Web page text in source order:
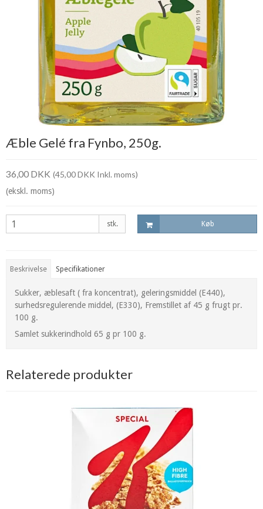
Æble Gelé fra Fynbo, 250g.
36,00 DKK (45,00 DKK Inkl. moms)
(ekskl. moms)
stk. Køb
Beskrivelse Specifikationer
Sukker, æblesaft ( fra koncentrat), geleringsmiddel (E440),
surhedsregulerende middel, (E330), Fremstillet af 45 g frugt pr.
100 g.
Samlet sukkerindhold 65 g pr 100 g.
Relaterede produkter